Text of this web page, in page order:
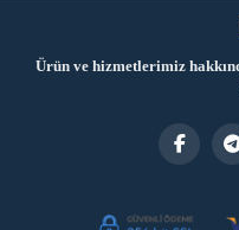
Ürün ve hizmetlerimiz